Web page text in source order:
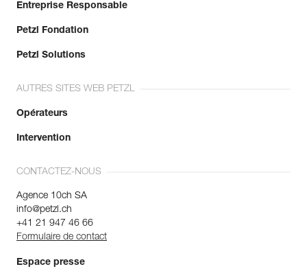
Entreprise Responsable
Petzl Fondation
Petzl Solutions
AUTRES SITES WEB PETZL
Opérateurs
Intervention
CONTACTEZ-NOUS
Agence 10ch SA
info@petzl.ch
+41 21 947 46 66
Formulaire de contact
Espace presse